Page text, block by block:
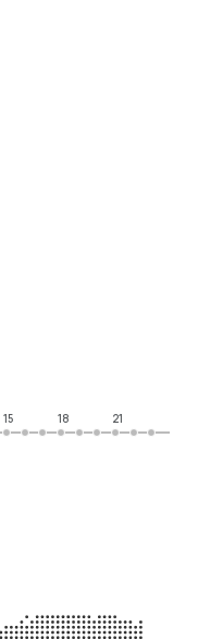
15 18 21